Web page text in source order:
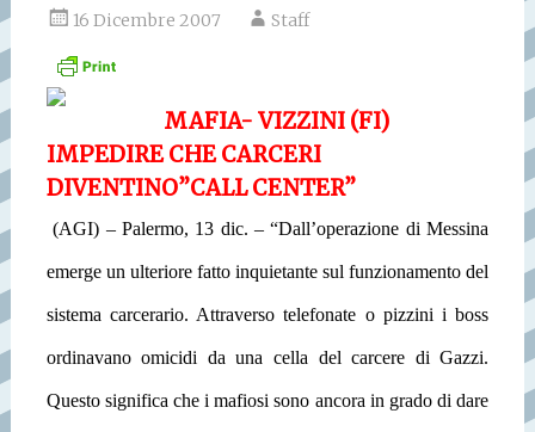
16 Dicembre 2007 Staff
MAFIA- VIZZINI (FI)
IMPEDIRE CHE CARCERI
DIVENTINO”CALL CENTER”
(AGI) – Palermo, 13 dic. – “Dall’operazione di Messina
emerge un ulteriore fatto inquietante sul funzionamento del
sistema carcerario. Attraverso telefonate o pizzini i boss
ordinavano omicidi da una cella del carcere di Gazzi.
Questo significa che i mafiosi sono ancora in grado di dare